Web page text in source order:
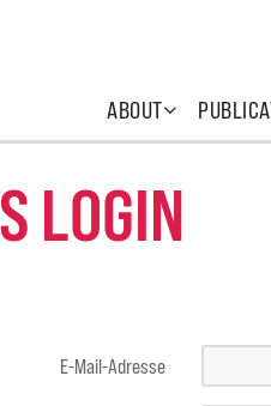
ABOUT
LOGIN
E-Mail-Adresse